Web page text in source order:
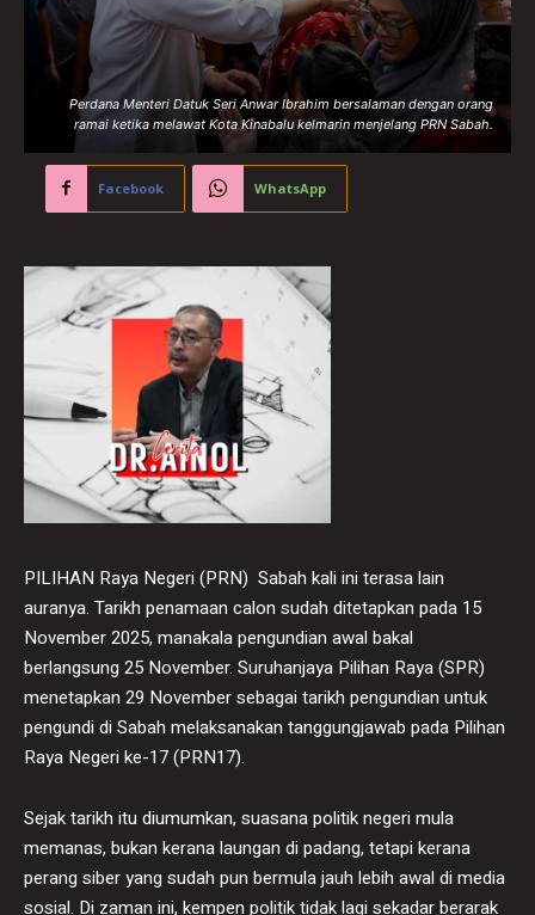
Perdana Menteri Datuk Seri Anwar Ibrahim bersalaman dengan orang
ramai ketika melawat Kota Kinabalu kelmarin menjelang PRN Sabah.
Facebook WhatsApp
PILIHAN Raya Negeri (PRN) Sabah kali ini terasa lain
auranya. Tarikh penamaan calon sudah ditetapkan pada 15
November 2025, manakala pengundian awal bakal
berlangsung 25 November. Suruhanjaya Pilihan Raya (SPR)
menetapkan 29 November sebagai tarikh pengundian untuk
pengundi di Sabah melaksanakan tanggungjawab pada Pilihan
Raya Negeri ke-17 (PRN17).
Sejak tarikh itu diumumkan, suasana politik negeri mula
memanas, bukan kerana laungan di padang, tetapi kerana
perang siber yang sudah pun bermula jauh lebih awal di media
sosial. Di zaman ini, kempen politik tidak lagi sekadar berarak